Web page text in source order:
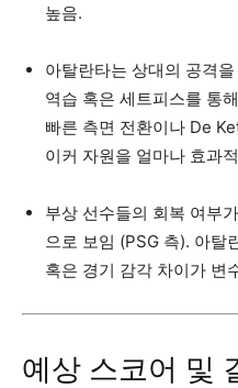
높음.
아탈란타는 상대의 공격
역습 혹은 세트피스를 통
빠른 측면 전환이나 De
이커 자원을 얼마나 효과
부상 선수들의 회복 여부
으로 보임 (PSG 측). 아탈
혹은 경기 감각 차이가 변
예상 스코어 및